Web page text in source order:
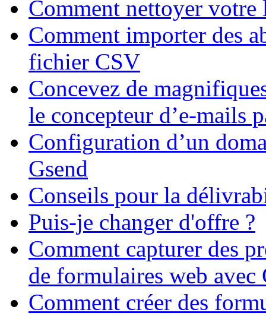
Comment nettoyer votre
Comment importer des
fichier CSV
Concevez de
le concepteur d’e-mails
Configuration d’un
Gsend
Conseils pour la
Puis-je changer d'offre ?
Comment capturer des
de formulaires web avec
Comment créer des